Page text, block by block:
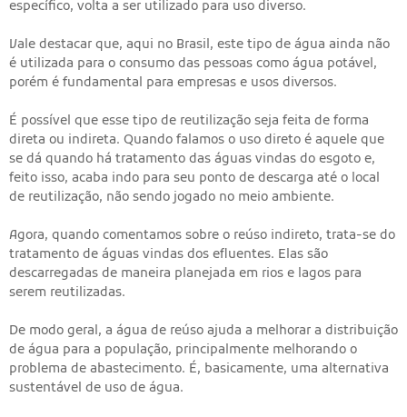
específico, volta a ser utilizado para uso diverso.
Vale destacar que, aqui no Brasil, este tipo de água ainda não
é utilizada para o consumo das pessoas como água potável,
porém é fundamental para empresas e usos diversos.
É possível que esse tipo de reutilização seja feita de forma
direta ou indireta. Quando falamos o uso direto é aquele que
se dá quando há tratamento das águas vindas do esgoto e,
feito isso, acaba indo para seu ponto de descarga até o local
de reutilização, não sendo jogado no meio ambiente.
Agora, quando comentamos sobre o reúso indireto, trata-se do
tratamento de águas vindas dos efluentes. Elas são
descarregadas de maneira planejada em rios e lagos para
serem reutilizadas.
De modo geral, a água de reúso ajuda a melhorar a distribuição
de água para a população, principalmente melhorando o
problema de abastecimento. É, basicamente, uma alternativa
sustentável de uso de água.